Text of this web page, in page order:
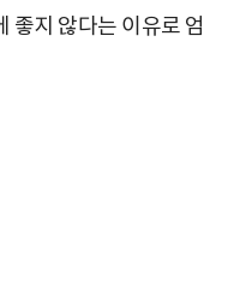
좋지 않다는 이유로 엄